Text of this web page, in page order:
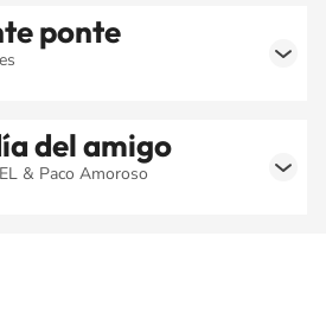
ponte
del amigo
& Paco Amoroso